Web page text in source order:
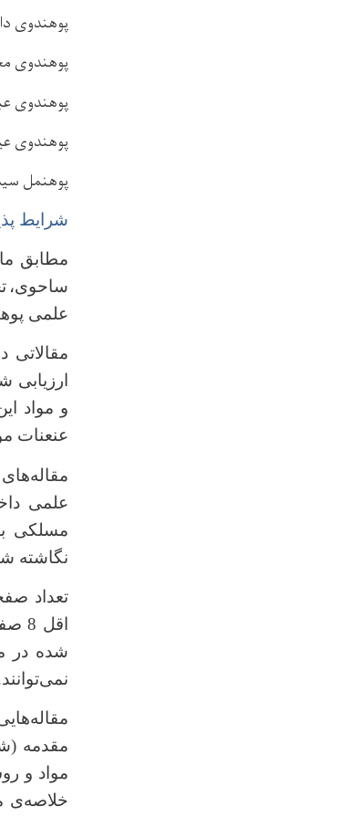
پوهندوی
پوهندوی
پوهندوی
پوهندوی
پوهنمل
شرایط
مطابق
ساحوی،
علمی
و مواد
عنعنات
علمی
مسلکی
نگاشته
تعداد صفحات
اقل 8 صفحه بوده و حد اکثر آن می‎تواند تا پانزده صفحه‌ی معیاری باشد.
شده در
مقدمه
مواد و
خلاصه‌ی